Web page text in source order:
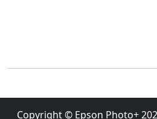
Copyright © Epson Photo+